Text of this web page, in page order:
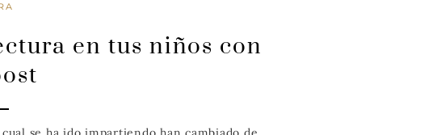
en tus niños con